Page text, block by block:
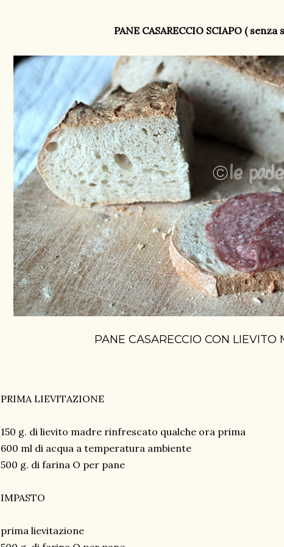
PANE CASARECCIO SCIAPO ( senza
PANE CASARECCIO CON LIEVITO
PRIMA LIEVITAZIONE
150 g. di lievito madre rinfrescato qualche ora prima
600 ml di acqua a temperatura ambiente
500 g. di farina O per pane
IMPASTO
prima lievitazione